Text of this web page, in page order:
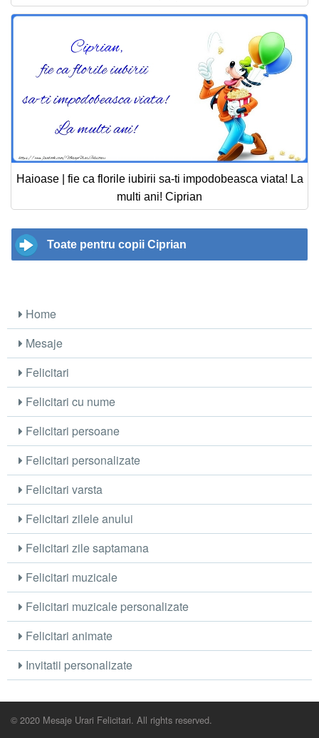
Haioase | fie ca florile iubirii sa-ti impodobeasca viata! La
multi ani! Ciprian
Toate pentru copii Ciprian
Home
Mesaje
Felicitari
Felicitari cu nume
Felicitari persoane
Felicitari personalizate
Felicitari varsta
Felicitari zilele anului
Felicitari zile saptamana
Felicitari muzicale
Felicitari muzicale personalizate
Felicitari animate
Invitatii personalizate
© 2020 Mesaje Urari Felicitari. All rights reserved.